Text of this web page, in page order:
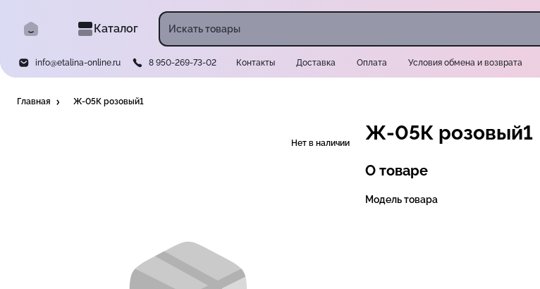
Каталог
info@etalina-online.ru 8 950-269-73-02 Контакты Доставка Оплата Условия обмена и возврата
Главная Ж-05К розовый1
Нет в наличии Ж-05К розовый1
О товаре
Модель товара